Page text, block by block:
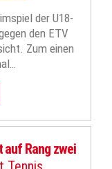
der U18-
den ETV
Zum einen
auf Rang zwei